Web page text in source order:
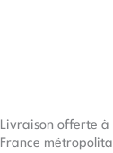
Livraison offerte
France